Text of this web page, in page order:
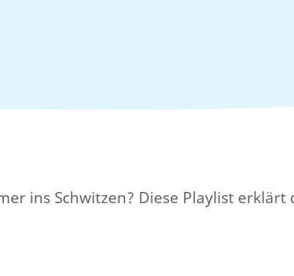
ins Schwitzen? Diese Playlist erklärt